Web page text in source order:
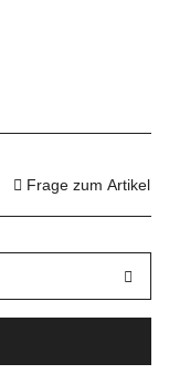
Frage zum Artikel